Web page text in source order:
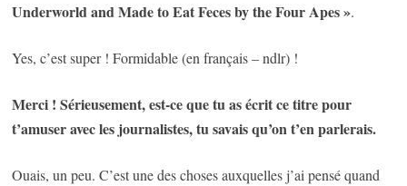
Underworld and Made to Eat Feces by the Four Apes ».
Yes, c’est super ! Formidable (en français – ndlr) !
Merci ! Sérieusement, est-ce que tu as écrit ce titre pour
t’amuser avec les journalistes, tu savais qu’on t’en parlerais.
Ouais, un peu. C’est une des choses auxquelles j’ai pensé quand